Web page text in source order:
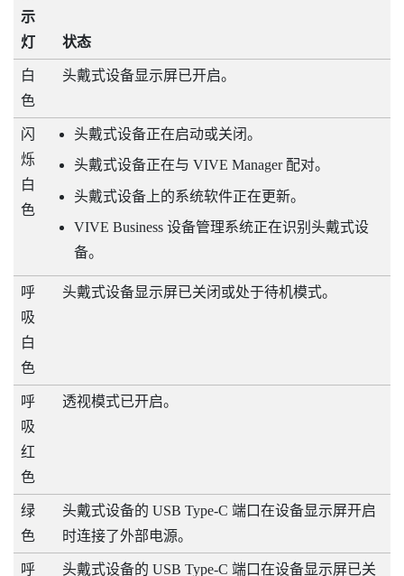
示
灯
状态
白
色
头戴式设备显示屏已开启。
闪
烁
白
色
头戴式设备正在启动或关闭。
头戴式设备正在与 VIVE Manager配对。
头戴式设备上的系统软件正在更新。
VIVE Business 设备管理系统正在识别头戴式设
备。
呼
吸
白
色
头戴式设备显示屏已关闭或处于待机模式。
呼
吸
红
色
透视模式已开启。
绿
色
头戴式设备的 USB Type-C 端口在设备显示屏开启
时连接了外部电源。
呼
头戴式设备的 USB Type-C 端口在设备显示屏已关